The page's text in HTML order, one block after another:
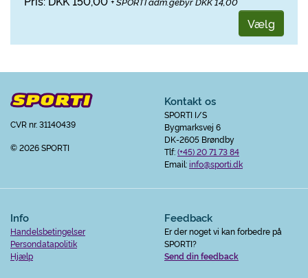
Vælg
CVR nr. 31140439
© 2026 SPORTI
Kontakt os
SPORTI I/S
Bygmarksvej 6
DK-2605 Brøndby
Tlf:(+45) 20 71 73 84
Email:info@sporti.dk
Info
Handelsbetingelser
Persondatapolitik
Hjælp
Feedback
Er der noget vi kan forbedre på
SPORTI?
Send din feedback